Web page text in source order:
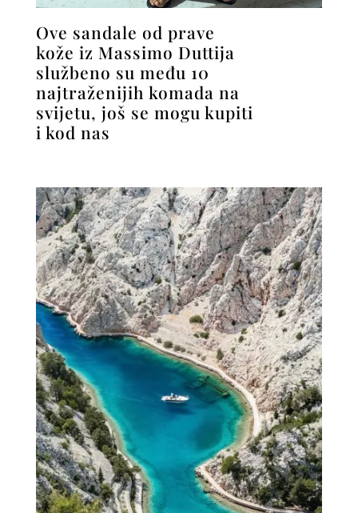
Ove sandale od prave
kože iz Massimo Duttija
službeno su među 10
najtraženijih komada na
svijetu, još se mogu kupiti
i kod nas